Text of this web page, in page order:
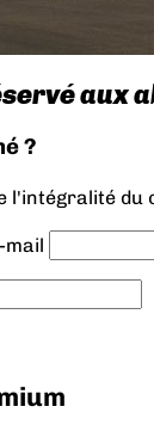
aux
?
l'intégralité du
mail